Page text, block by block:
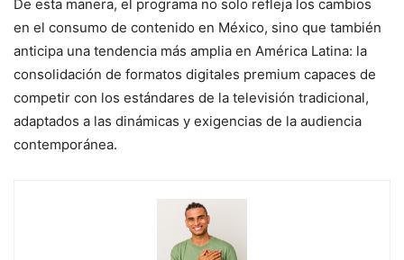
De esta manera, el programa no solo refleja los cambios
en el consumo de contenido en México, sino que también
anticipa una tendencia más amplia en América Latina: la
consolidación de formatos digitales premium capaces de
competir con los estándares de la televisión tradicional,
adaptados a las dinámicas y exigencias de la audiencia
contemporánea.